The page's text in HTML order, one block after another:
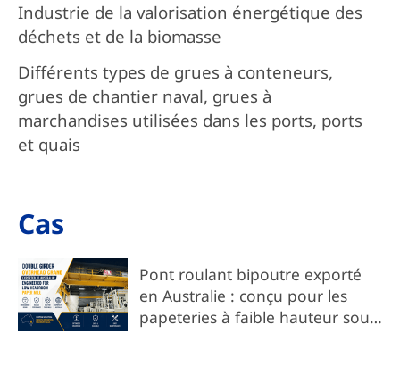
Industrie de la valorisation énergétique des
déchets et de la biomasse
Différents types de grues à conteneurs,
grues de chantier naval, grues à
marchandises utilisées dans les ports, ports
et quais
Cas
Pont roulant bipoutre exporté
en Australie : conçu pour les
papeteries à faible hauteur sous